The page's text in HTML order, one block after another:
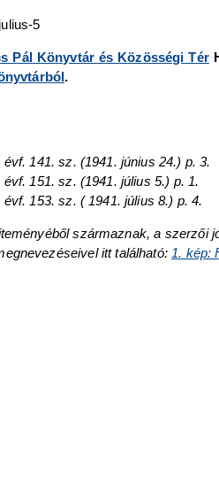
Pál Könyvtár és Közösségi Tér
.
141. sz. (1941. június 24.) p. 3.
151. sz. (1941. július 5.) p. 1.
153. sz. ( 1941. július 8.) p. 4.
származnak, a szerzői
itt található: 1. kép: